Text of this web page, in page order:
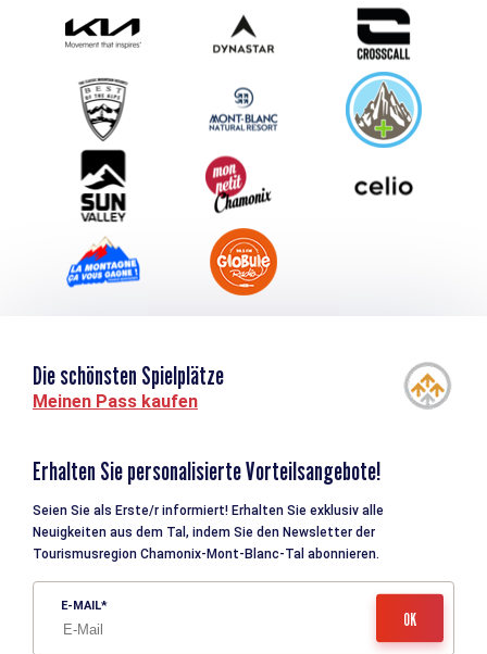
Schlagen Sie Ihr Event vor
Service groupes et séminaires
Herunterladen
Tourismus & Behinderung
Die schönsten Spielplätze
Meinen Pass kaufen
Erhalten Sie personalisierte Vorteilsangebote!
Seien Sie als Erste/r informiert! Erhalten Sie exklusiv alle
Neuigkeiten aus dem Tal, indem Sie den Newsletter der
Tourismusregion Chamonix-Mont-Blanc-Tal abonnieren.
E-MAIL